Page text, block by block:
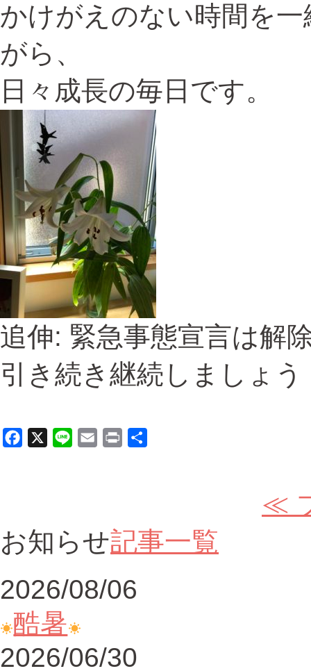
かけがえのない時間を
がら、
日々成長の毎日です。
追伸: 緊急事態宣言は解
引き続き継続しましょう
Facebook Line Email Print
≪
お知らせ記事一覧
2026/08/06
酷暑
2026/06/30